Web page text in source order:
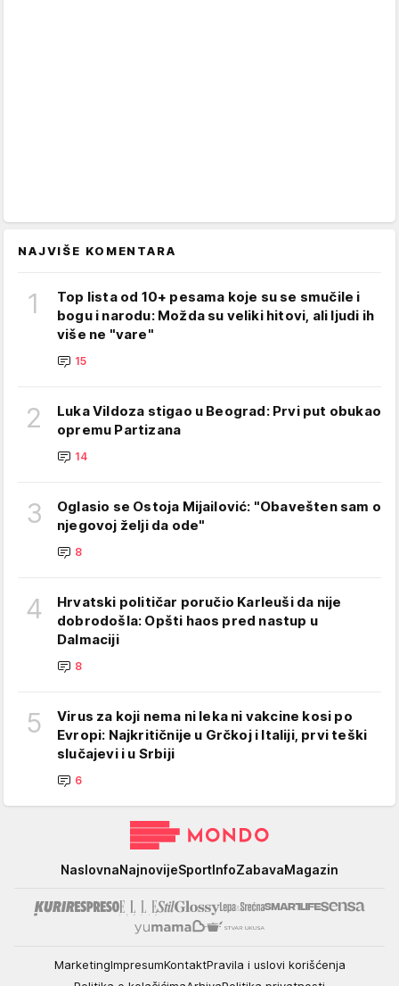
NAJVIŠE KOMENTARA
1
Top lista od 10+ pesama koje su se smučile i
bogu i narodu: Možda su veliki hitovi, ali ljudi ih
više ne "vare"
15
2
Luka Vildoza stigao u Beograd: Prvi put obukao
opremu Partizana
14
3
Oglasio se Ostoja Mijailović: "Obavešten sam o
njegovoj želji da ode"
8
4
Hrvatski političar poručio Karleuši da nije
dobrodošla: Opšti haos pred nastup u
Dalmaciji
8
5
Virus za koji nema ni leka ni vakcine kosi po
Evropi: Najkritičnije u Grčkoj i Italiji, prvi teški
slučajevi i u Srbiji
6
NaslovnaNajnovijeSportInfoZabavaMagazin
MarketingImpresumKontaktPravila i uslovi korišćenja